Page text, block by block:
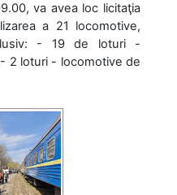
va avea loc licitaţia
a 21 locomotive,
- 19 de loturi -
2 loturi - locomotive de